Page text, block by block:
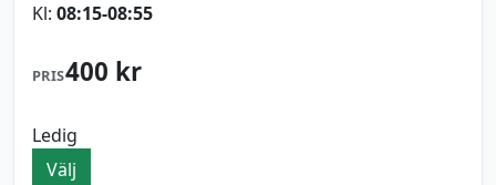
Kl: 08:15-08:55
PRIS400 kr
Ledig
Välj